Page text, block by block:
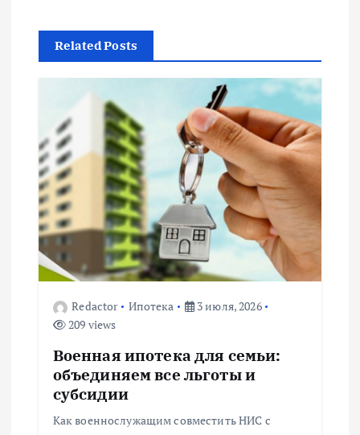
г
а
и
я
п
о
Related Posts
Redactor Ипотека
3 июля, 2026
209 views
Военная ипотека для семьи:
объединяем все льготы и
субсидии
Как военнослужащим совместить НИС с